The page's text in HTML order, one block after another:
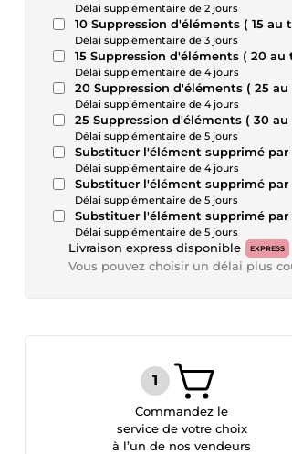
Délai supplémentaire de 2 jours
10 Suppression d'éléments ( 15 au
Délai supplémentaire de 3 jours
15 Suppression d'éléments ( 20 au
Délai supplémentaire de 4 jours
20 Suppression d'éléments ( 25
Délai supplémentaire de 4 jours
25 Suppression d'éléments ( 30
Délai supplémentaire de 5 jours
Substituer l'élément supprimé
Délai supplémentaire de 4 jours
Substituer l'élément supprimé par
Délai supplémentaire de 5 jours
Substituer l'élément supprimé par
Délai supplémentaire de 5 jours
Livraison express disponible EXPRESS
Vous pouvez choisir un délai plus
Commandez le
service de votre choix
à l’un de nos vendeurs